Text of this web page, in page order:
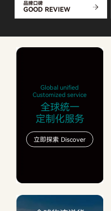
品牌口碑
GOOD REVIEW
Global unified
Customized service
全球统一
定制化服务
立即探索 Discover